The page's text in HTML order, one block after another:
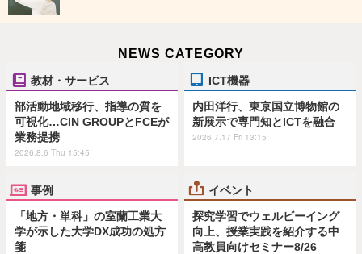
NEWS CATEGORY
教材・サービス
部活動地域移行、指導の質を
可視化…CIN GROUPとFCEが
業務提携
2026.8.6 Thu 15:45
ICT機器
内田洋行、東京国立博物館の
新展示で専門知とICTを融合
2026.7.17 Fri 13:15
事例
「地方・単科」の室蘭工業大
学が示した大学DX成功の処方
箋
イベント
探究学習でウェルビーイング
向上、授業実践を紹介する中
高教員向けセミナー8/26